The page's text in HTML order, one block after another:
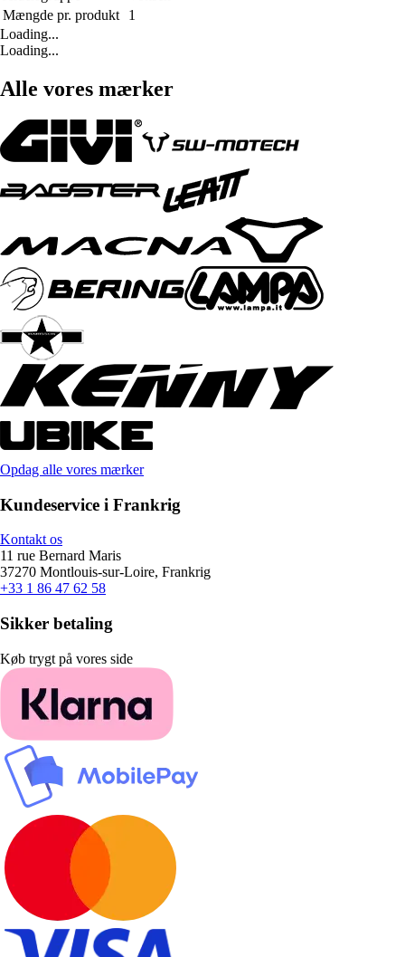
Mængde pr. produkt
1
Loading...
Loading...
Alle vores mærker
Opdag alle vores mærker
Kundeservice i Frankrig
Kontakt os
11 rue Bernard Maris
37270 Montlouis-sur-Loire, Frankrig
+33 1 86 47 62 58
Sikker betaling
Køb trygt på vores side